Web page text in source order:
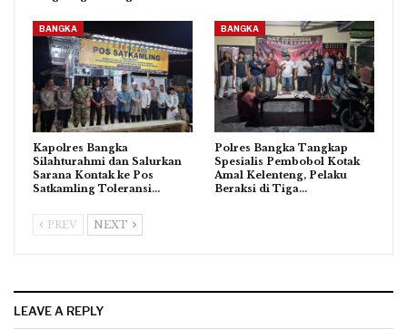
BANGKA
Kapolres Bangka
Silahturahmi dan Salurkan
Sarana Kontak ke Pos
Satkamling Toleransi…
BANGKA
Polres Bangka Tangkap
Spesialis Pembobol Kotak
Amal Kelenteng, Pelaku
Beraksi di Tiga…
PREV NEXT
LEAVE A REPLY